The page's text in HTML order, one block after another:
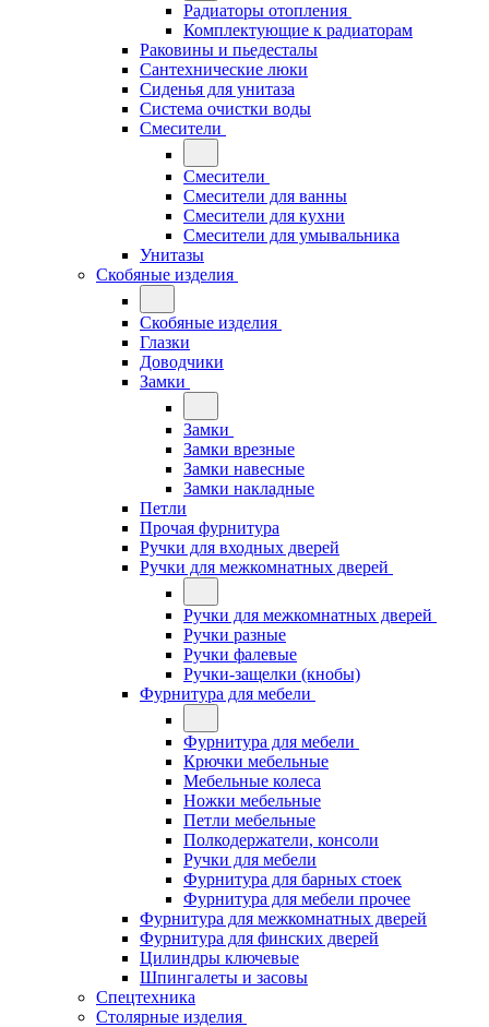
Радиаторы отопления
Комплектующие к радиаторам
Раковины и пьедесталы
Сантехнические люки
Сиденья для унитаза
Система очистки воды
Смесители
Смесители
Смесители для ванны
Смесители для кухни
Смесители для умывальника
Унитазы
Скобяные изделия
Скобяные изделия
Глазки
Доводчики
Замки
Замки
Замки врезные
Замки навесные
Замки накладные
Петли
Прочая фурнитура
Ручки для входных дверей
Ручки для межкомнатных дверей
Ручки для межкомнатных дверей
Ручки разные
Ручки фалевые
Ручки-защелки (кнобы)
Фурнитура для мебели
Фурнитура для мебели
Крючки мебельные
Мебельные колеса
Ножки мебельные
Петли мебельные
Полкодержатели, консоли
Ручки для мебели
Фурнитура для барных стоек
Фурнитура для мебели прочее
Фурнитура для межкомнатных дверей
Фурнитура для финских дверей
Цилиндры ключевые
Шпингалеты и засовы
Спецтехника
Столярные изделия